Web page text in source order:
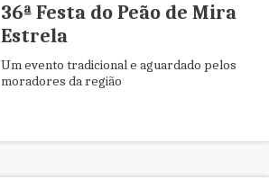
36ª Festa do Peão de Mira
Estrela
Um evento tradicional e aguardado pelos
moradores da região